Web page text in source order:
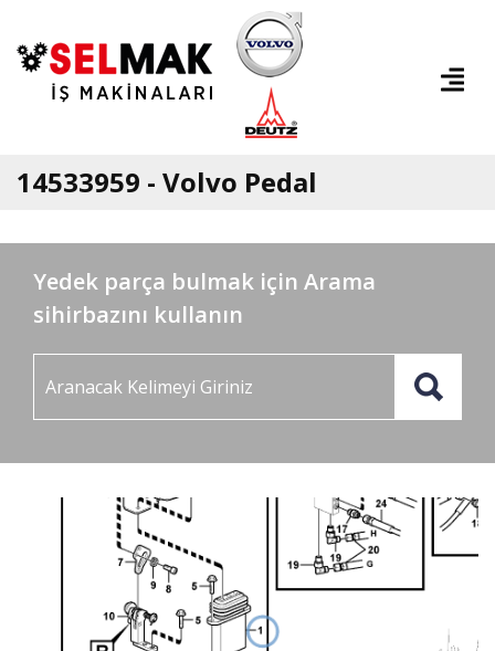
14533959 - Volvo Pedal
Yedek parça bulmak için Arama
sihirbazını kullanın